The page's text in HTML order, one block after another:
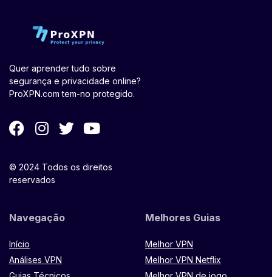
Quer aprender tudo sobre
segurança e privacidade online?
ProXPN.com tem-no protegido.
© 2024 Todos os direitos
reservados
Navegação
Início
Análises VPN
Melhores Guias
Melhor VPN
Melhor VPN Netflix